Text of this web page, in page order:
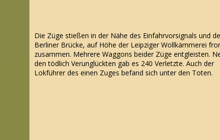
Die Züge stießen in der Nähe des Einfahrvorsignals und
Berliner Brücke, auf Höhe der Leipziger Wollkämmerei
zusammen. Mehrere Waggons beider Züge entgleisten.
den tödlich Verunglückten gab es 240 Verletzte. Auch der
Lokführer des einen Zuges befand sich unter den Toten.